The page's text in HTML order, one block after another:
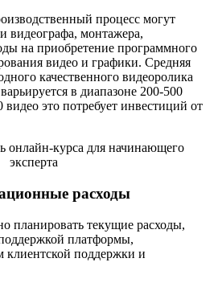
процесс могут
видеографа, монтажера,
на приобретение программного
видео и графики. Средняя
качественного видеоролика
в диапазоне 200-500
видео это потребует инвестиций от
расходы
планировать текущие расходы,
платформы,
клиентской поддержки и